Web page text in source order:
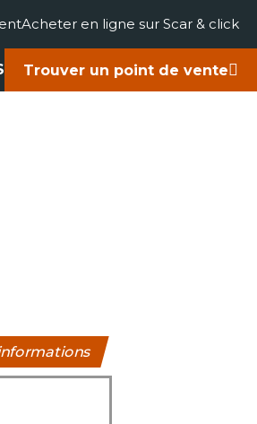
Acheter en ligne sur Scar & click
Trouver un point de vente